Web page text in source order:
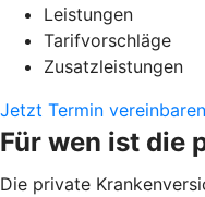
Leistungen
Tarifvorschläge
Zusatzleistungen
Jetzt Termin vereinbaren
Für wen ist die
Die private